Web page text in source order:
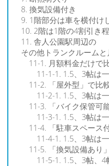
換気設備付き
1階部分は車を横付け
2階は1階の4割引き
舎人公園駅周辺の
その他トランクルーム
月額料金だけで
1.5、3帖は
「屋外型」で比
1.5、3帖は
「バイク保管可
1.5、3帖は
「駐車スペース
1.5、3帖は
「換気設備あり
1.5、3帖、4